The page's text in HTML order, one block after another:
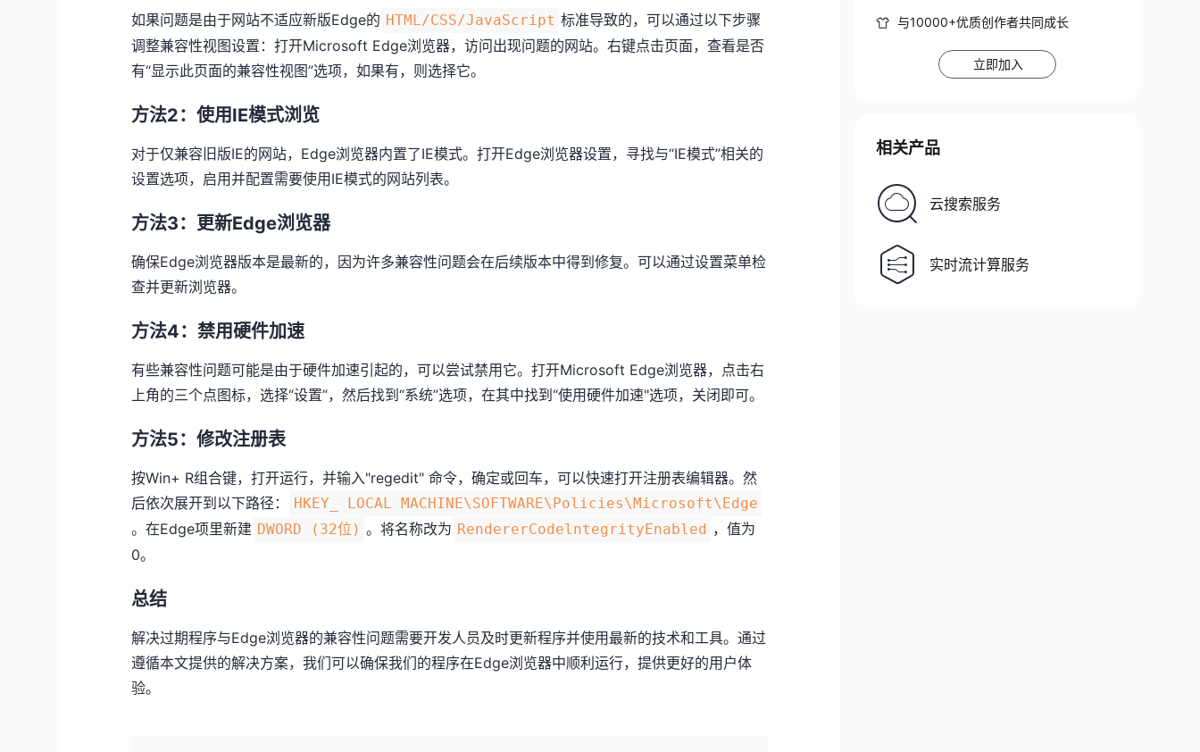
如果问题是由于网站不适应新版Edge的 HTML/CSS/JavaScript 标准导致的，可以通过以下步骤
调整兼容性视图设置：打开Microsoft Edge浏览器，访问出现问题的网站。右键点击页面，查看是否
有“显示此页面的兼容性视图”选项，如果有，则选择它。
方法2：使用IE模式浏览
对于仅兼容旧版IE的网站，Edge浏览器内置了IE模式。打开Edge浏览器设置，寻找与“IE模式”相关的
设置选项，启用并配置需要使用IE模式的网站列表。
方法3：更新Edge浏览器
确保Edge浏览器版本是最新的，因为许多兼容性问题会在后续版本中得到修复。可以通过设置菜单检
查并更新浏览器。
方法4：禁用硬件加速
有些兼容性问题可能是由于硬件加速引起的，可以尝试禁用它。打开Microsoft Edge浏览器，点击右
上角的三个点图标，选择“设置”，然后找到“系统”选项，在其中找到“使用硬件加速"选项，关闭即可。
方法5：修改注册表
按Win+ R组合键，打开运行，并输入"regedit" 命令，确定或回车，可以快速打开注册表编辑器。然
后依次展开到以下路径：
HKEY_ LOCAL MACHINE\SOFTWARE\Policies\Microsoft\Edge
。在Edge项里新建 DWORD (32位) 。将名称改为 RendererCodelntegrityEnabled ，值为
0。
总结
解决过期程序与Edge浏览器的兼容性问题需要开发人员及时更新程序并使用最新的技术和工具。通过
遵循本文提供的解决方案，我们可以确保我们的程序在Edge浏览器中顺利运行，提供更好的用户体
验。
与10000+优质创作者共同成长
立即加入
相关产品
云搜索服务
实时流计算服务